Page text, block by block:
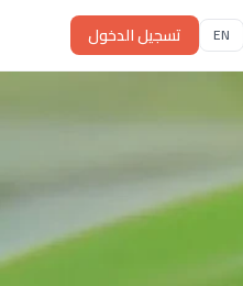
EN تسجيل الدخول